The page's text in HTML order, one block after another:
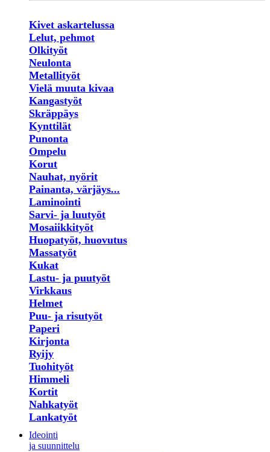
Kivet askartelussa
Lelut, pehmot
Olkityöt
Neulonta
Metallityöt
Vielä muuta kivaa
Kangastyöt
Skräppäys
Kynttilät
Punonta
Ompelu
Korut
Nauhat, nyörit
Painanta, värjäys...
Laminointi
Sarvi- ja luutyöt
Mosaiikkityöt
Huopatyöt, huovutus
Massatyöt
Kukat
Lastu- ja puutyöt
Virkkaus
Helmet
Puu- ja risutyöt
Paperi
Kirjonta
Ryijy
Tuohityöt
Himmeli
Kortit
Nahkatyöt
Lankatyöt
Ideointi
ja suunnittelu